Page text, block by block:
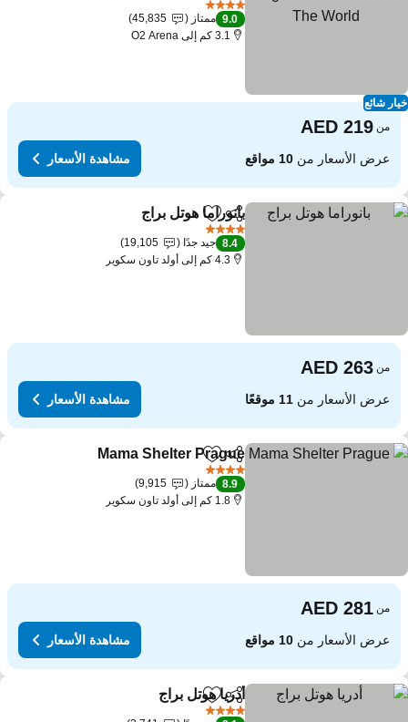
شائع
The World
9.0 ممتاز
45,835
3.1 كم إلى O2 Arena
من
عرض الأسعار من10 مواقع مشاهدة الأسعار
مشاركةAdd to favorites
بانوراما هوتل براج
8.4 جيد جدًا
19,105
4.3 كم إلى أولد تاون سكوير
من
عرض الأسعار من11 موقعًا مشاهدة الأسعار
مشاركةAdd to favorites
Mama Shelter Prague
8.9 ممتاز
9,915
1.8 كم إلى أولد تاون سكوير
من
عرض الأسعار من10 مواقع مشاهدة الأسعار
مشاركةAdd to favorites
أدريا هوتل براج